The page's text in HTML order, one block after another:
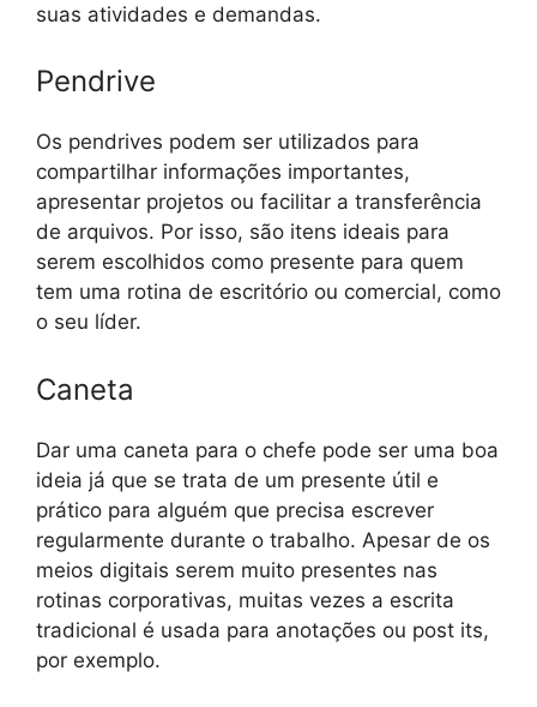
suas atividades e demandas.
Pendrive
Os pendrives podem ser utilizados para
compartilhar informações importantes,
apresentar projetos ou facilitar a transferência
de arquivos. Por isso, são itens ideais para
serem escolhidos como presente para quem
tem uma rotina de escritório ou comercial, como
o seu líder.
Caneta
Dar uma caneta para o chefe pode ser uma boa
ideia já que se trata de um presente útil e
prático para alguém que precisa escrever
regularmente durante o trabalho. Apesar de os
meios digitais serem muito presentes nas
rotinas corporativas, muitas vezes a escrita
tradicional é usada para anotações ou post its,
por exemplo.